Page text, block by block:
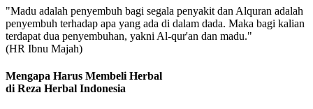
"Madu adalah penyembuh bagi segala penyakit dan Alquran adalah
penyembuh terhadap apa yang ada di dalam dada. Maka bagi kalian
terdapat dua penyembuhan, yakni Al-qur'an dan madu."
(HR Ibnu Majah)
Mengapa Harus Membeli Herbal
di Reza Herbal Indonesia